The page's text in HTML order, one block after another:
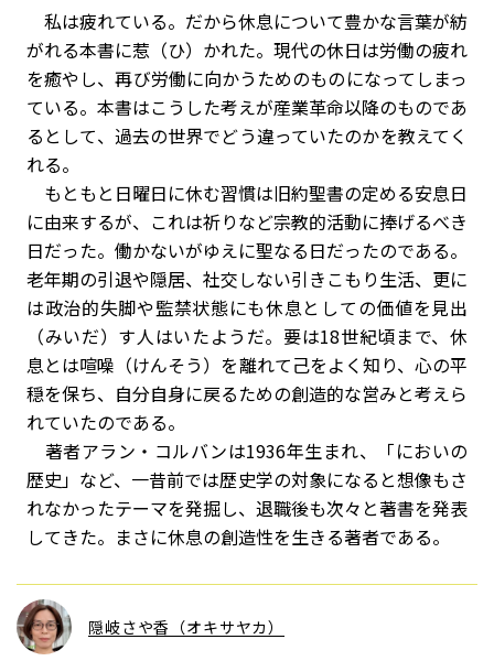
私は疲れている。だから休息について豊かな言葉が紡
がれる本書に惹（ひ）かれた。現代の休日は労働の疲れ
を癒やし、再び労働に向かうためのものになってしまっ
ている。本書はこうした考えが産業革命以降のものであ
るとして、過去の世界でどう違っていたのかを教えてく
れる。
もともと日曜日に休む習慣は旧約聖書の定める安息日
に由来するが、これは祈りなど宗教的活動に捧げるべき
日だった。働かないがゆえに聖なる日だったのである。
老年期の引退や隠居、社交しない引きこもり生活、更に
は政治的失脚や監禁状態にも休息としての価値を見出
（みいだ）す人はいたようだ。要は18世紀頃まで、休
息とは喧噪（けんそう）を離れて己をよく知り、心の平
穏を保ち、自分自身に戻るための創造的な営みと考えら
れていたのである。
著者アラン・コルバンは1936年生まれ、「においの
歴史」など、一昔前では歴史学の対象になると想像もさ
れなかったテーマを発掘し、退職後も次々と著書を発表
してきた。まさに休息の創造性を生きる著者である。
隠岐さや香（オキサヤカ）